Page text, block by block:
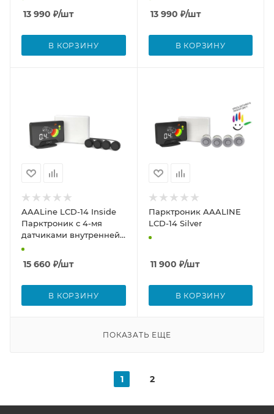
13 990 ₽/шт
В КОРЗИНУ
13 990 ₽/шт
В КОРЗИНУ
AAALine LCD-14 Inside
Парктроник с 4-мя
датчиками внутренней
установки
15 660 ₽/шт
В КОРЗИНУ
Парктроник AAALINE
LCD-14 Silver
11 900 ₽/шт
В КОРЗИНУ
ПОКАЗАТЬ ЕЩЕ
1 2